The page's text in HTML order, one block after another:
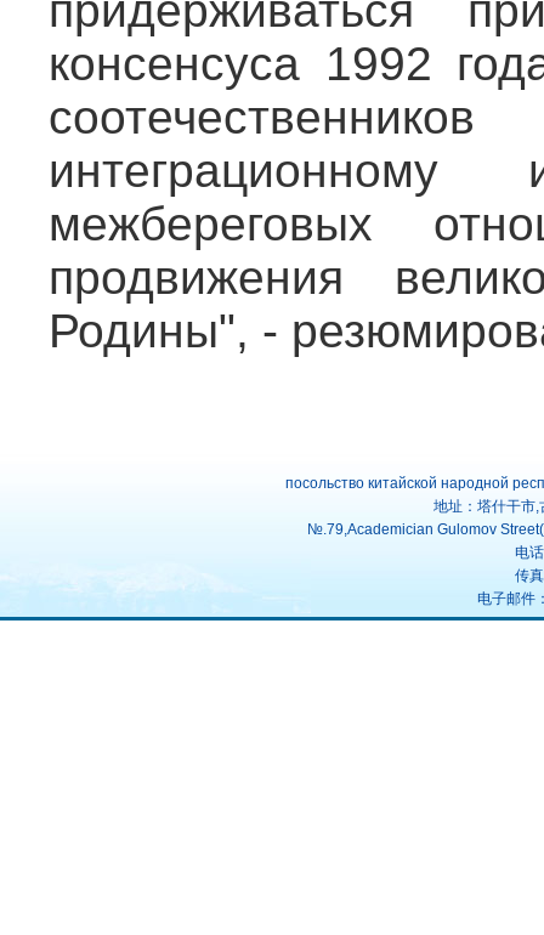
консенсуса 1992
межбереговых
продвижения
Родины", -
посольство китайской народной
地址：塔什干市
№.79,Academician Gulomov
电
传
电子邮件